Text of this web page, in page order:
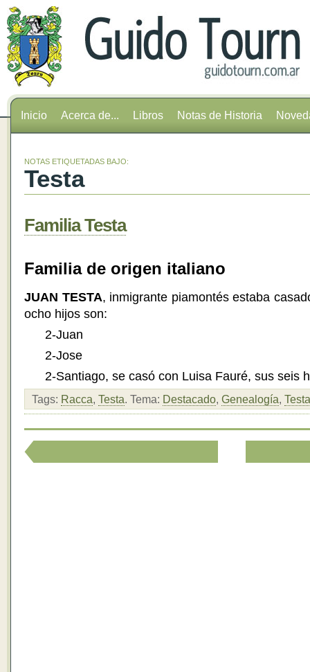
Inicio Acerca de... Libros Notas de Historia
NOTAS ETIQUETADAS BAJO:
Testa
Familia Testa
Familia de origen italiano
JUAN TESTA, inmigrante piamontés estaba
ocho hijos son:
2-Juan
2-Jose
2-Santiago, se casó con Luisa Fauré, sus seis
Tags: Racca, Testa. Tema: Destacado, Genealogía, Testa